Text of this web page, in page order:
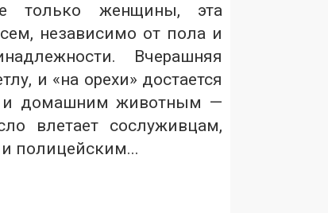
только женщины, эта
независимо от пола и
Вчерашняя
и «на орехи» достается
и домашним животным —
влетает сослуживцам,
полицейским...